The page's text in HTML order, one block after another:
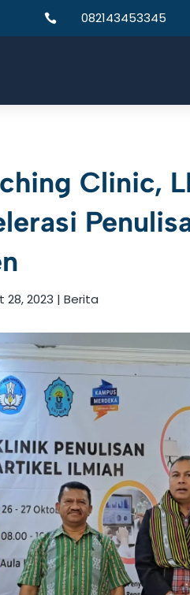
 082143453345
Clinic,
28, 2023 |Berita